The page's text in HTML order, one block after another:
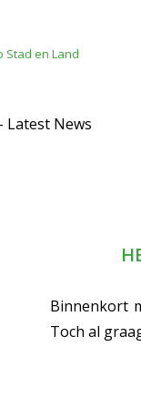
Latest News
Binnenkort
Toch al